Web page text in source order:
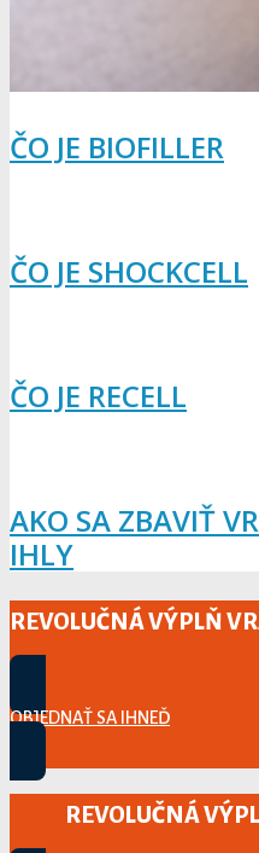
ČO JE BIOFILLER
ČO JE SHOCKCELL
ČO JE RECELL
AKO SA ZBAVIŤ
IHLY
REVOLUČNÁ VÝPLŇ
OBJEDNAŤ SA IHNEĎ
REVOLUČNÁ